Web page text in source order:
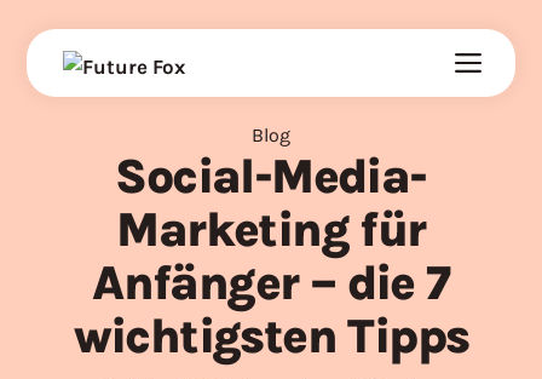
Inhalt
springen
Blog
Social-Media-
Marketing für
Anfänger – die 7
wichtigsten Tipps